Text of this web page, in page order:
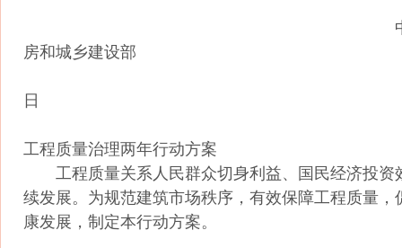
中华人民共
房和城乡建设部
日
工程质量治理两年行动方案
工程质量关系人民群众切身利益、国民经济投资
续发展。为规范建筑市场秩序，有效保障工程质量，
康发展，制定本行动方案。